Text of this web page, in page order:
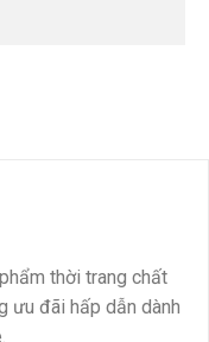
thời trang chất
ưu đãi hấp dẫn dành